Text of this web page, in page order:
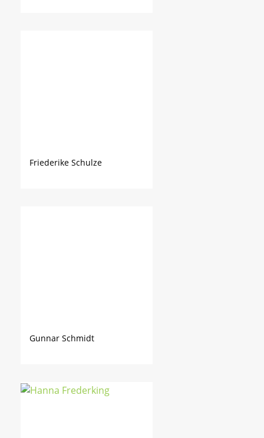
Friederike Schulze
Gunnar Schmidt